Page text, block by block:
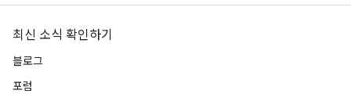
최신 소식 확인하기
블로그
포럼